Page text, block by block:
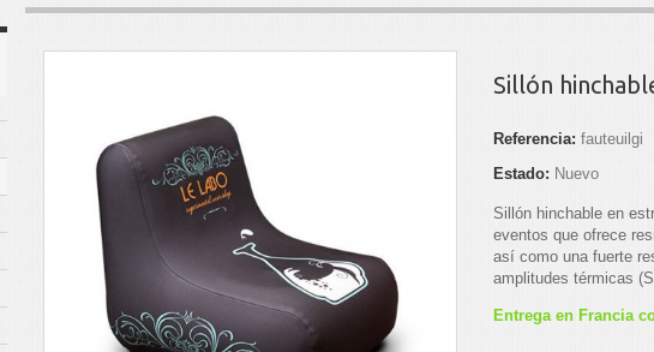
Sillón
Referencia: fauteuilgi
Estado: Nuevo
Sillón hinchable en
eventos que ofrece
así como una fuerte
amplitudes térmicas
Entrega en Francia